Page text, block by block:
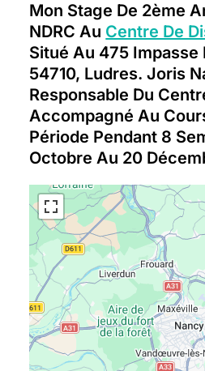
Mon Stage De 2ème
NDRC Au Centre De
Situé Au 475 Impasse
54710, Ludres. Joris
Responsable Du
Accompagné Au
Période Pendant 8
Octobre Au 20